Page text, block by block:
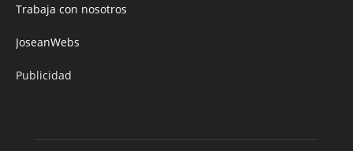
Trabaja con nosotros
JoseanWebs
Publicidad